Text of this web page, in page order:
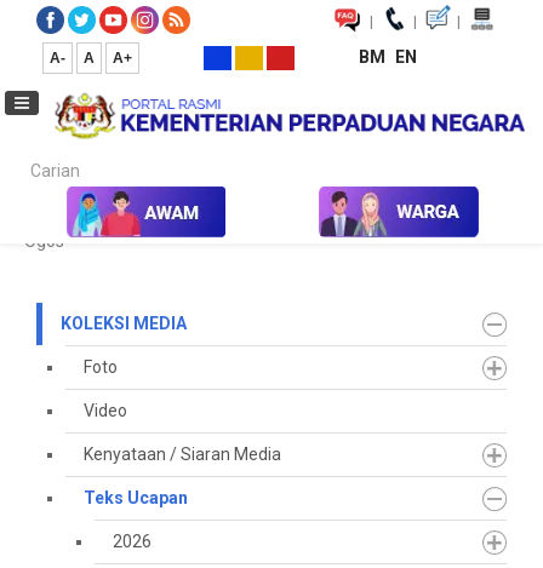
| | |
A- A A+ BM EN
Carian...
Laman Utama Media Koleksi Media Teks Ucapan
2025
Ogos
KOLEKSI MEDIA
Foto
Video
Kenyataan / Siaran Media
Teks Ucapan
2026